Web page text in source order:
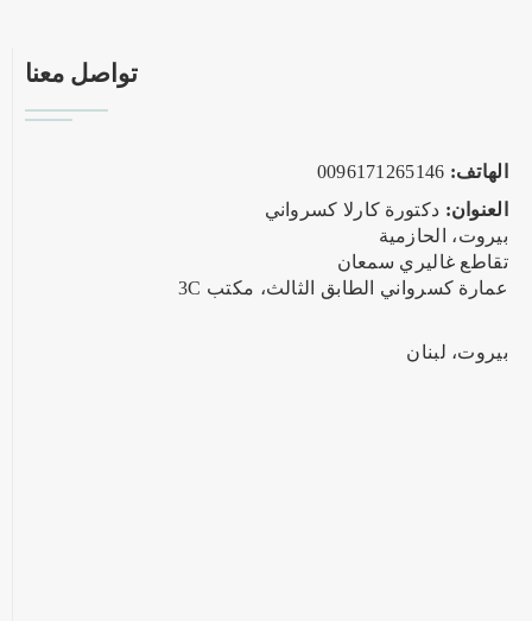
تواصل معنا
الهاتف:
العنوان: دكتورة كارلا كسرواني
بيروت، الحازمية
تقاطع غاليري سمعان
عمارة كسرواني الطابق الثالث، مكتب 3C
بيروت، لبنان